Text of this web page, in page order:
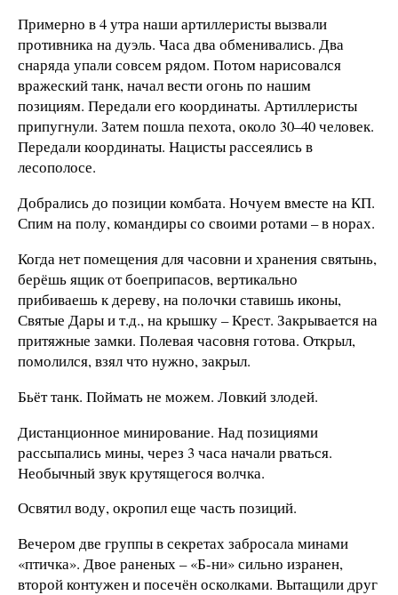
Примерно в 4 утра наши артиллеристы вызвали
противника на дуэль. Часа два обменивались. Два
снаряда упали совсем рядом. Потом нарисовался
вражеский танк, начал вести огонь по нашим
позициям. Передали его координаты. Артиллеристы
припугнули. Затем пошла пехота, около 30–40 человек.
Передали координаты. Нацисты рассеялись в
лесополосе.
Добрались до позиции комбата. Ночуем вместе на КП.
Спим на полу, командиры со своими ротами – в норах.
Когда нет помещения для часовни и хранения святынь,
берёшь ящик от боеприпасов, вертикально
прибиваешь к дереву, на полочки ставишь иконы,
Святые Дары и т.д., на крышку – Крест. Закрывается на
притяжные замки. Полевая часовня готова. Открыл,
помолился, взял что нужно, закрыл.
Бьёт танк. Поймать не можем. Ловкий злодей.
Дистанционное минирование. Над позициями
рассыпались мины, через 3 часа начали рваться.
Необычный звук крутящегося волчка.
Освятил воду, окропил еще часть позиций.
Вечером две группы в секретах забросала минами
«птичка». Двое раненых – «Б-ни» сильно изранен,
второй контужен и посечён осколками. Вытащили друг